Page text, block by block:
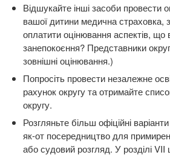
Відшукайте інші засоби провести
вашої дитини медична страховка,
оплатити оцінювання аспектів, що
занепокоєння? Представники
зовнішні оцінювання.)
Попросіть провести незалежне
рахунок округу та отримайте
округу.
Розгляньте більш офіційні
як-от посередництво для
або судовий розгляд. У розділі VII